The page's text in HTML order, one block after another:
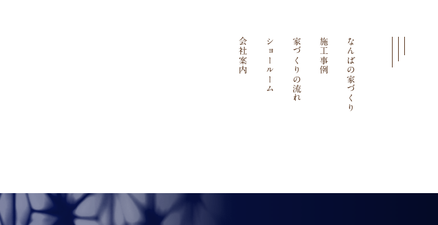
なんばの家づくり
施工事例
家づくりの流れ
ショールーム
会社案内